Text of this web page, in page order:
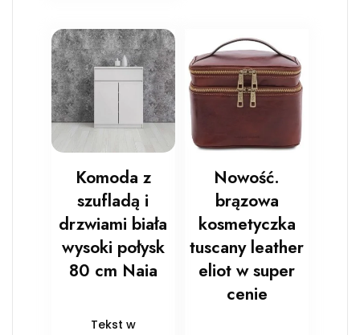
Komoda z
szufladą i
drzwiami biała
wysoki połysk
80 cm Naia
Tekst w
Nowość.
brązowa
kosmetyczka
tuscany leather
eliot w super
cenie